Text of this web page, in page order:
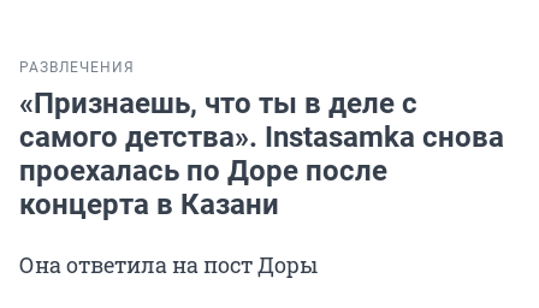
РАЗВЛЕЧЕНИЯ
«Признаешь, что ты в деле с
самого детства». Instasamka снова
проехалась по Доре после
концерта в Казани
Она ответила на пост Доры